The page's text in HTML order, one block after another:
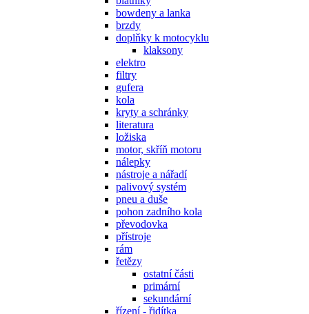
bowdeny a lanka
brzdy
doplňky k motocyklu
klaksony
elektro
filtry
gufera
kola
kryty a schránky
literatura
ložiska
motor, skříň motoru
nálepky
nástroje a nářadí
palivový systém
pneu a duše
pohon zadního kola
převodovka
přístroje
rám
řetězy
ostatní části
primární
sekundární
řízení - řidítka